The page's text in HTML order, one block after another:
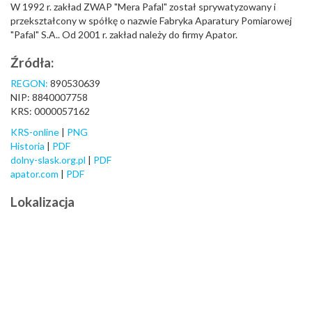
W 1992 r. zakład ZWAP "Mera Pafal" został sprywatyzowany i
przekształcony w spółkę o nazwie Fabryka Aparatury Pomiarowej
"Pafal" S.A.. Od 2001 r. zakład należy do firmy Apator.
Źródła:
REGON: 890530639
NIP: 8840007758
KRS: 0000057162
KRS-online | PNG
Historia | PDF
dolny-slask.org.pl | PDF
apator.com | PDF
Lokalizacja